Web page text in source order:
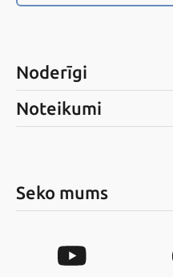
Noderīgi
Noteikumi
Seko mums